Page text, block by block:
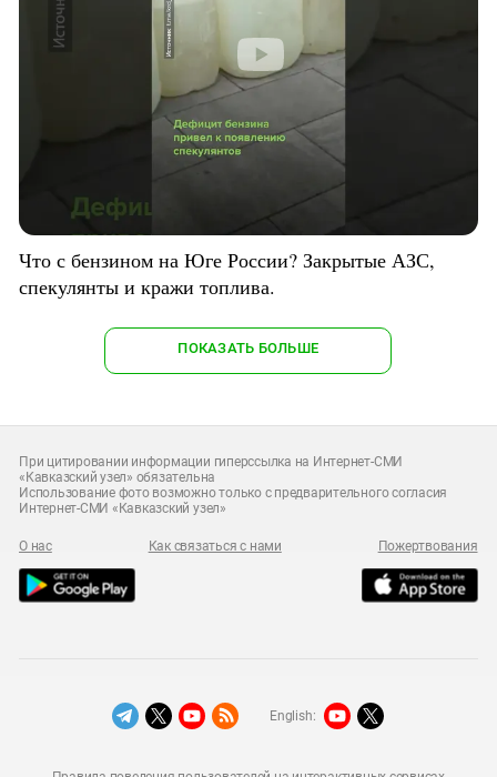
Что с бензином на Юге России? Закрытые АЗС,
спекулянты и кражи топлива.
ПОКАЗАТЬ БОЛЬШЕ
При цитировании информации гиперссылка на Интернет-СМИ
«Кавказский узел» обязательна
Использование фото возможно только с предварительного согласия
Интернет-СМИ «Кавказский узел»
О нас Как связаться с нами Пожертвования
English: